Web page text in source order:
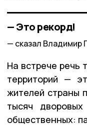
— Это рекорд!
сказал Владимир
На встрече речь
территорий —
жителей страны
тысяч
общественных: